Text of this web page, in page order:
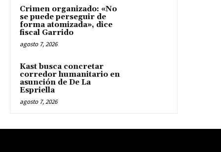
Crimen organizado: «No
se puede perseguir de
forma atomizada», dice
fiscal Garrido
agosto 7, 2026
Kast busca concretar
corredor humanitario en
asunción de De La
Espriella
agosto 7, 2026